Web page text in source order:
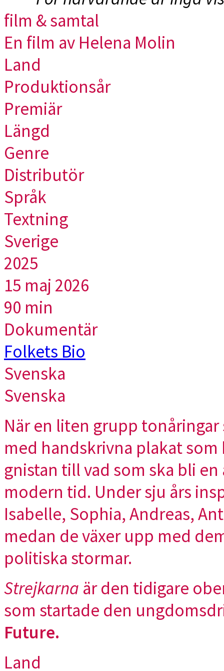
film & samtal
En film av Helena Molin
Land
Produktionsår
Premiär
Längd
Genre
Distributör
Språk
Textning
Sverige
2025
15 maj 2026
90 min
Dokumentär
Folkets Bio
Svenska
Svenska
När en liten grupp
med handskrivna plakat
gnistan till vad som ska bli
modern tid. Under sju års
Isabelle, Sophia, Andreas,
medan de växer upp med
politiska stormar.
Strejkarna är den tidigare
som startade den
Future.
Land